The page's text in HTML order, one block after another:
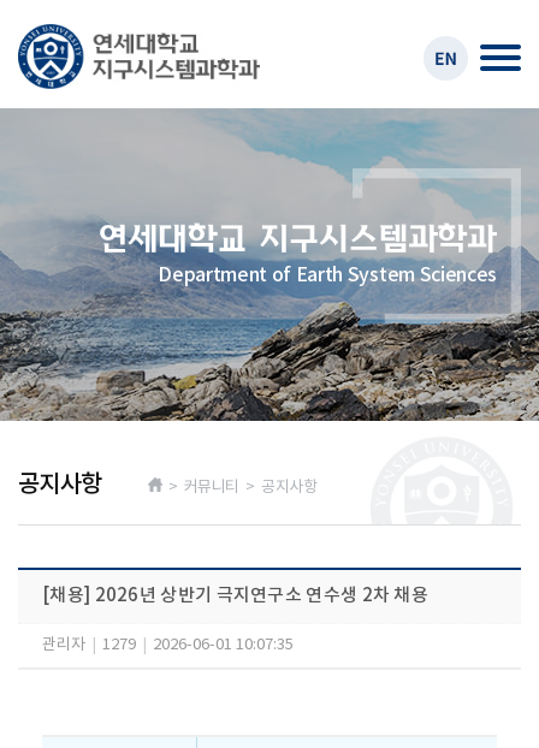
Department of Earth System Sciences
공지사항 > 커뮤니티 > 공지사항
[채용] 2026년 상반기 극지연구소 연수생 2차 채용
관리자 1279 2026-06-01 10:07:35